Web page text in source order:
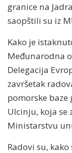
granice na
saopštili su iz
Kako je
Međunarodna
Delegacija
završetak
pomorske baze
Ulcinju, koja se
Ministarstvu
Radovi su,